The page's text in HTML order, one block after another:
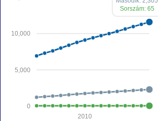
0
5,000
10,000
2010
Sorszám: 65